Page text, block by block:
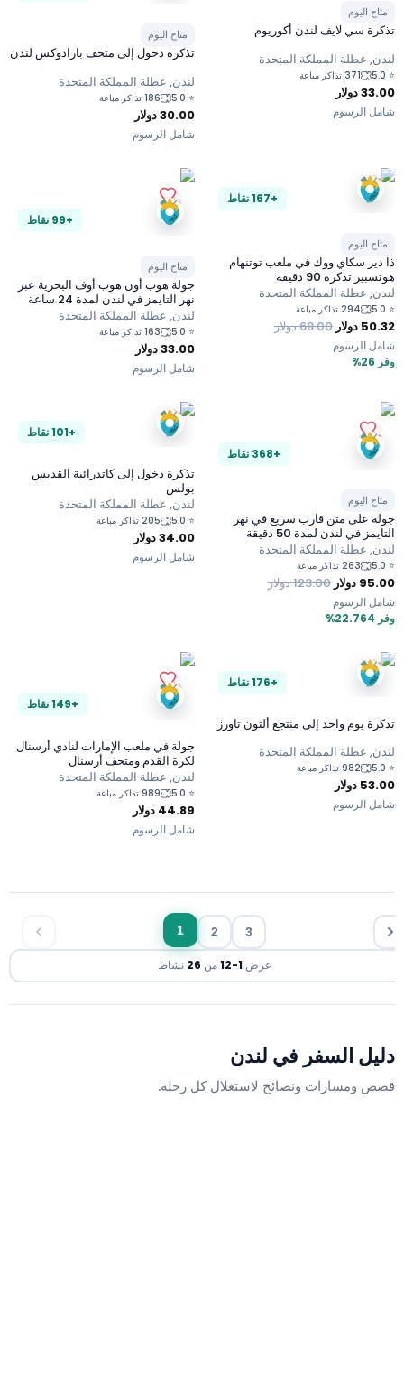
متاح اليوم
تذكرة سي لايف لندن أكوريوم
لندن, عطلة المملكة المتحدة
⭐
5.0 371 تذاكر مباعة
33.00دولار
شامل الرسوم
متاح اليوم
تذكرة دخول إلى متحف بارادوكس لندن
لندن, عطلة المملكة المتحدة
⭐
5.0 186 تذاكر مباعة
30.00دولار
شامل الرسوم
+167 نقاط
متاح اليوم
ذا دير سكاي ووك في ملعب توتنهام
هوتسبير تذكرة 90 دقيقة
لندن, عطلة المملكة المتحدة
⭐
5.0 294 تذاكر مباعة
50.32 دولار 68.00دولار
وفر 26%
شامل الرسوم
+99 نقاط
متاح اليوم
جولة هوب أون هوب أوف البحرية عبر
نهر التايمز في لندن لمدة 24 ساعة
لندن, عطلة المملكة المتحدة
⭐
5.0 163 تذاكر مباعة
33.00دولار
شامل الرسوم
+368 نقاط
متاح اليوم
جولة على متن قارب سريع في نهر
التايمز في لندن لمدة 50 دقيقة
لندن, عطلة المملكة المتحدة
⭐
5.0 263 تذاكر مباعة
95.00 دولار 123.00دولار
وفر 22.764%
شامل الرسوم
+101 نقاط
تذكرة دخول إلى كاتدرائية القديس
بولس
لندن, عطلة المملكة المتحدة
⭐
5.0 205 تذاكر مباعة
34.00دولار
شامل الرسوم
+176 نقاط
تذكرة يوم واحد إلى منتجع ألتون تاورز
لندن, عطلة المملكة المتحدة
⭐
5.0 982 تذاكر مباعة
53.00 دولار
شامل الرسوم
+149 نقاط
جولة في ملعب الإمارات لنادي أرسنال
لكرة القدم ومتحف أرسنال
لندن, عطلة المملكة المتحدة
⭐
5.0 989 تذاكر مباعة
44.89 دولار
شامل الرسوم
1 2 3
عرض 1
-
12من 26 نشاط
دليل السفر في لندن
قصص ومسارات ونصائح لاستغلال كل رحلة.